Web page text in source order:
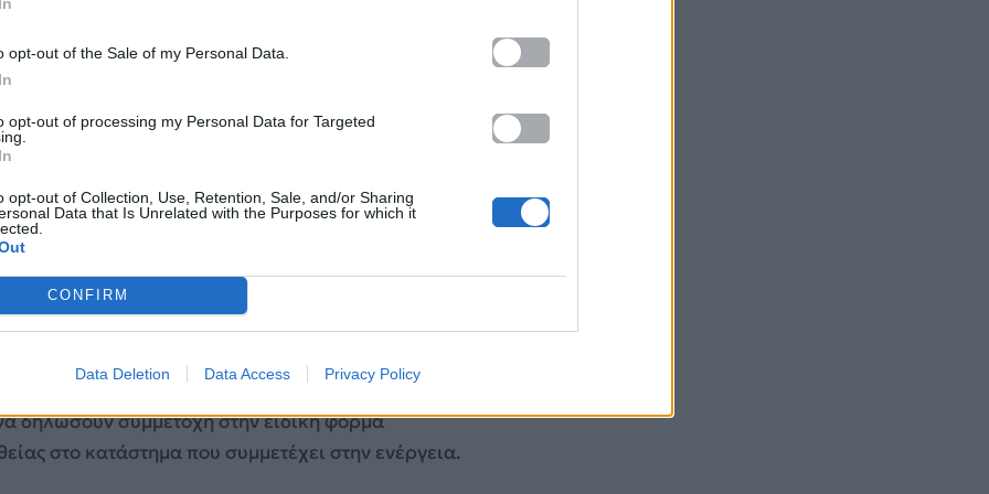
opt-out of the Sale of my Personal Data.
opt-out of processing my Personal Data for Targeted
opt-out of Collection, Use, Retention, Sale, and/or Sharing
Data that Is Unrelated with the Purposes for which it
CONFIRM
Data Deletion Data Access Privacy Policy
Georgantas
90.4
πόλεις(Ηράκλειο Κρήτης, Αθήνα και
των υποψηφίων και θα διαλέξουν τον τυχερό ή
δηλώσουν συμμετοχή στην ειδική φόρμα
στο κατάστημα που συμμετέχει στην ενέργεια.